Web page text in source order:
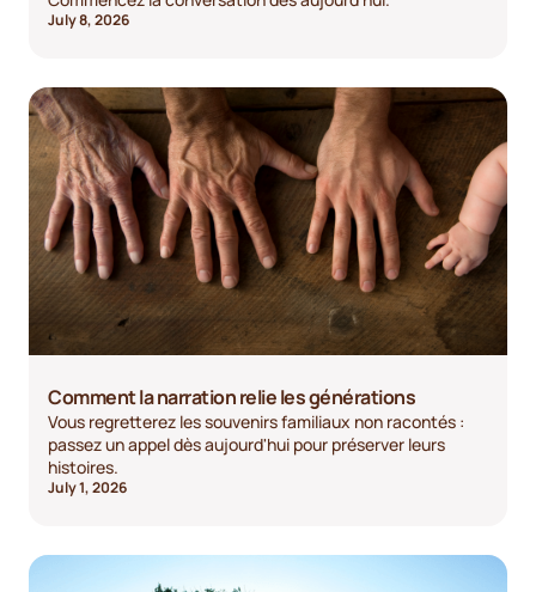
July 8, 2026
Comment la narration relie les générations
Vous regretterez les souvenirs familiaux non racontés :
passez un appel dès aujourd'hui pour préserver leurs
histoires.
July 1, 2026